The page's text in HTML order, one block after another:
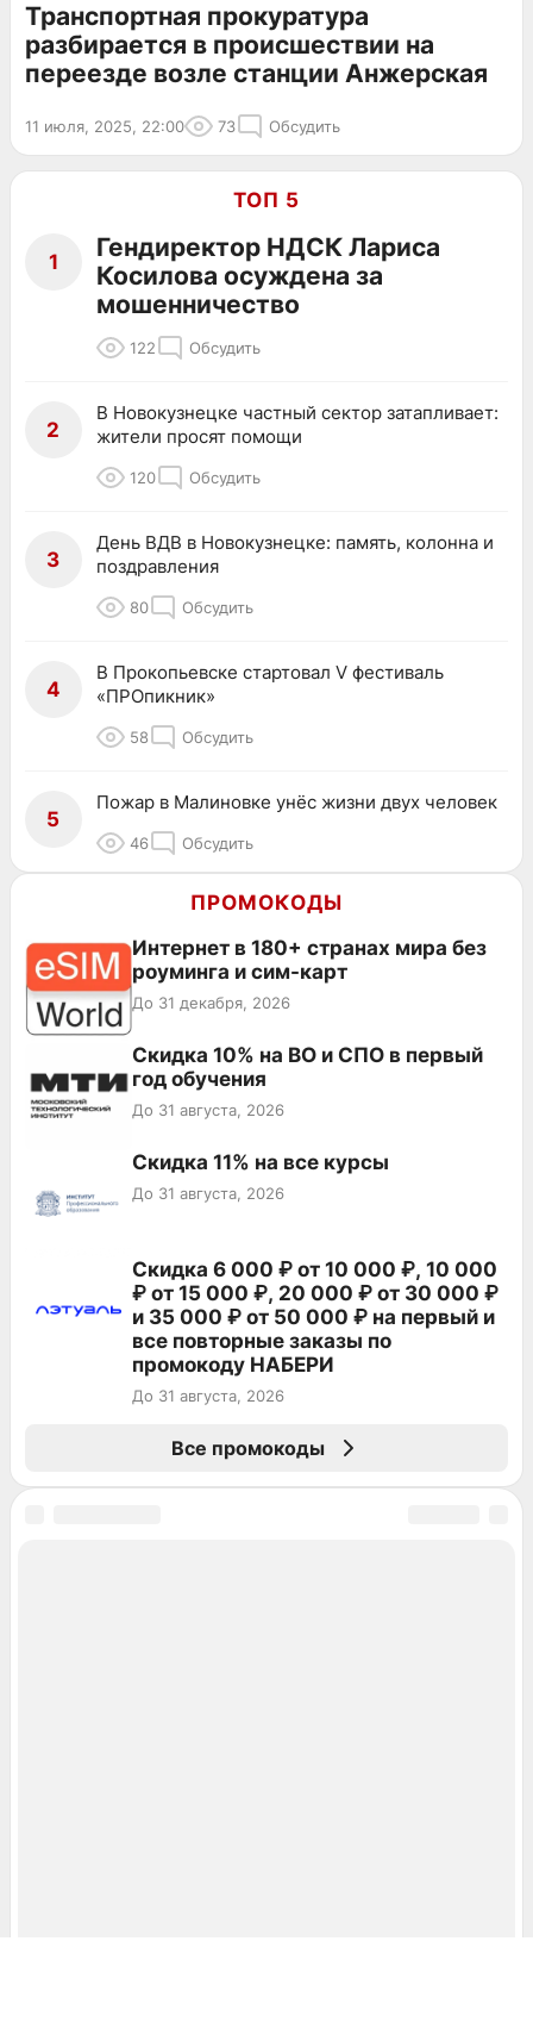
Транспортная прокуратура
разбирается в происшествии на
переезде возле станции Анжерская
11 июля, 2025, 22:00 73 Обсудить
ТОП 5
1
Гендиректор НДСК Лариса
Косилова осуждена за
мошенничество
122 Обсудить
2
В Новокузнецке частный сектор затапливает:
жители просят помощи
120 Обсудить
3
День ВДВ в Новокузнецке: память, колонна и
поздравления
80 Обсудить
4
В Прокопьевске стартовал V фестиваль
«ПРОпикник»
58 Обсудить
5
Пожар в Малиновке унёс жизни двух человек
46 Обсудить
ПРОМОКОДЫ
Интернет в 180+ странах мира без
роуминга и сим-карт
До 31 декабря, 2026
Скидка 10% на ВО и СПО в первый
год обучения
До 31 августа, 2026
Скидка 11% на все курсы
До 31 августа, 2026
Скидка 6 000 ₽ от 10 000 ₽, 10 000
₽ от 15 000 ₽, 20 000 ₽ от 30 000 ₽
и 35 000 ₽ от 50 000 ₽ на первый и
все повторные заказы по
промокоду НАБЕРИ
До 31 августа, 2026
Все промокоды